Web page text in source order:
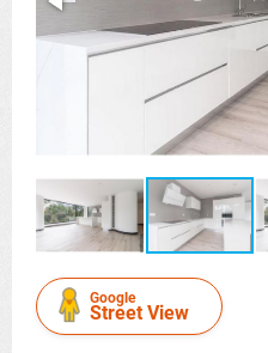
Google
Street View